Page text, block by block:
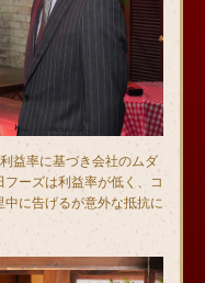
益率に基づき会社のムダ
ーズは利益率が低く、コ
に告げるが意外な抵抗に